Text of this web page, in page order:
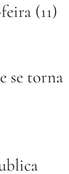
(11)
se torna